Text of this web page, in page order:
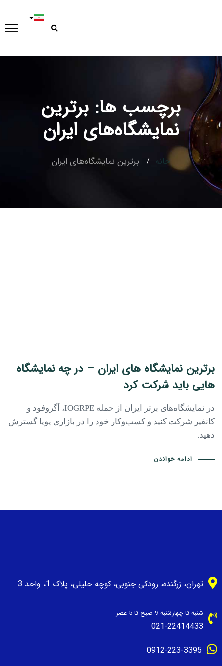
Type and hit enter
برچسب ها: برترین
نمایشگاه‌های ایران
خانه برترین نمایشگاه‌های ایران
برترین نمایشگاه‌ های ایران – در چه نمایشگاه
هایی باید شرکت کرد
در نمایشگاه‌های برتر ایران از جمله IOGRPE، آگروفود و
کانفیر شرکت کنید و کسب‌وکار خود را در بازاری پویا گسترش
دهید.
ادامه خواندن
تهران، زرگنده، رودکی جنوبی، کوچه خلیلی، پلاک 1، واحد 3
شنبه تا چهارشنبه 9 صبح تا 5 عصر
021-22414433
0912-223-3395